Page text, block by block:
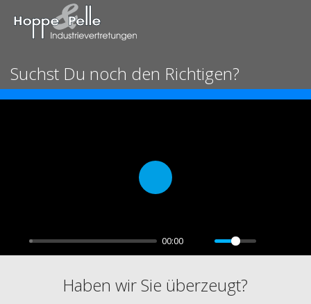
Suchst Du noch den Richtigen?
00:00
Play
Haben wir Sie überzeugt?